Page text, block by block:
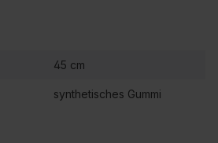
45 cm
synthetisches Gummi